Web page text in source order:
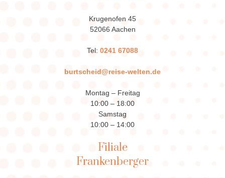
Krugenofen 45
52066 Aachen
Tel: 0241 67088
burtscheid@reise-welten.de
Montag – Freitag
10:00 – 18:00
Samstag
10:00 – 14:00
Filiale
Frankenberger